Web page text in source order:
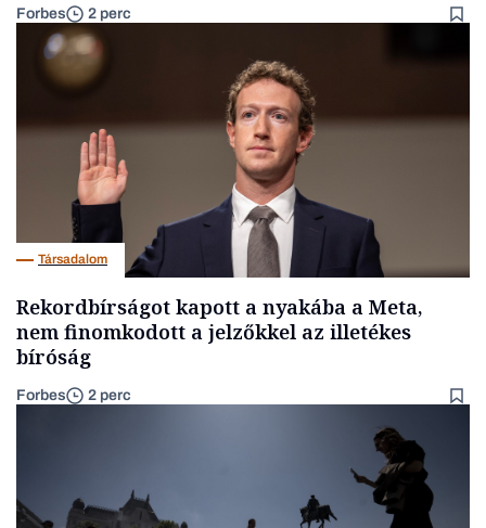
Forbes 2 perc
Társadalom
Rekordbírságot kapott a nyakába a Meta,
nem finomkodott a jelzőkkel az illetékes
bíróság
Forbes 2 perc